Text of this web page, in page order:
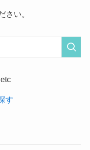
さい。
す